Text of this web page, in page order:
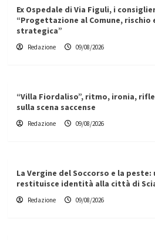
Ex Ospedale di Via Figuli, i
“Progettazione al Comune, rischio
strategica”
Redazione 09/08/2026
“Villa Fiordaliso”, ritmo, ironia,
sulla scena saccense
Redazione 09/08/2026
La Vergine del Soccorso e la
restituisce identità alla città di
Redazione 09/08/2026